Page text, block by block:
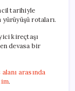
tarihiyle
rotaları.
kireçtaşı
devasa bir
arasında
.